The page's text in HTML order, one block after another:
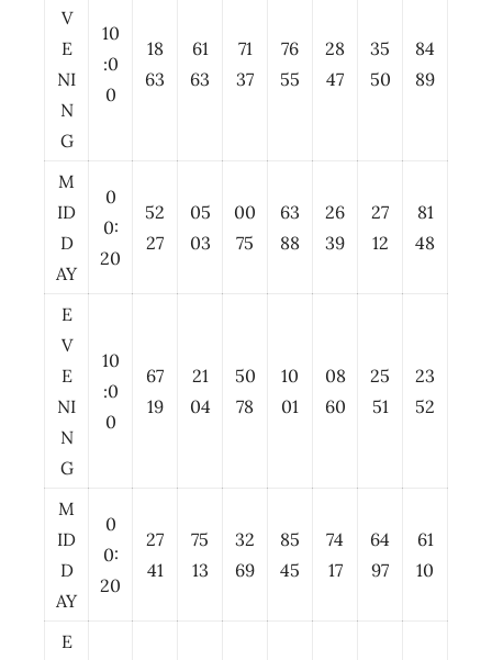
V
E
NI
N
G
10
:0
0
18
63
61
63
71
37
76
55
28
47
35
50
84
89
M
ID
D
AY
0
0:
20
52
27
05
03
00
75
63
88
26
39
27
12
81
48
E
V
E
NI
N
G
10
:0
0
67
19
21
04
50
78
10
01
08
60
25
51
23
52
M
ID
D
AY
0
0:
20
27
41
75
13
32
69
85
45
74
17
64
97
61
10
E